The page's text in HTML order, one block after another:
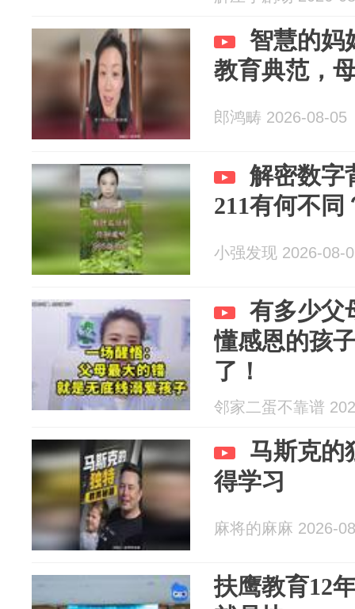
智慧的妈
教育典范，
郎鸿畴 2026-08-05
解密数字
211有何不同
小强发现 2026-08-
有多少父
懂感恩的孩
了！
邻家二蛋不靠谱
马斯克的
得学习
麻将的麻麻 2026-
扶鹰教育12